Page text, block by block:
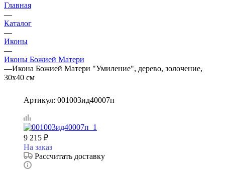
Главная
—
Каталог
—
Иконы
—
Иконы Божией Матери
—Икона Божией Матери "Умиление", дерево, золочение,
30х40 см
Артикул: 001003ид40007п
9 215 ₽
На заказ
Рассчитать доставку